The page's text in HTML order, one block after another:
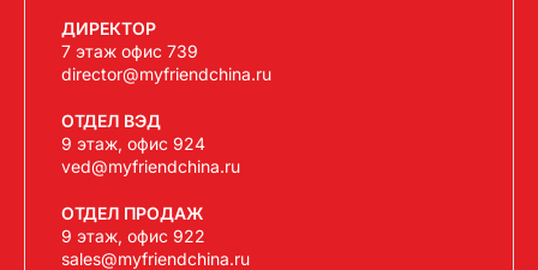
ДИРЕКТОР
7 этаж офис 739
director@myfriendchina.ru
ОТДЕЛ ВЭД
9 этаж, офис 924
ved@myfriendchina.ru
ОТДЕЛ ПРОДАЖ
9 этаж, офис 922
sales@myfriendchina.ru